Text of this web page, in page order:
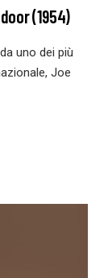
(1954)
uno dei più
Joe